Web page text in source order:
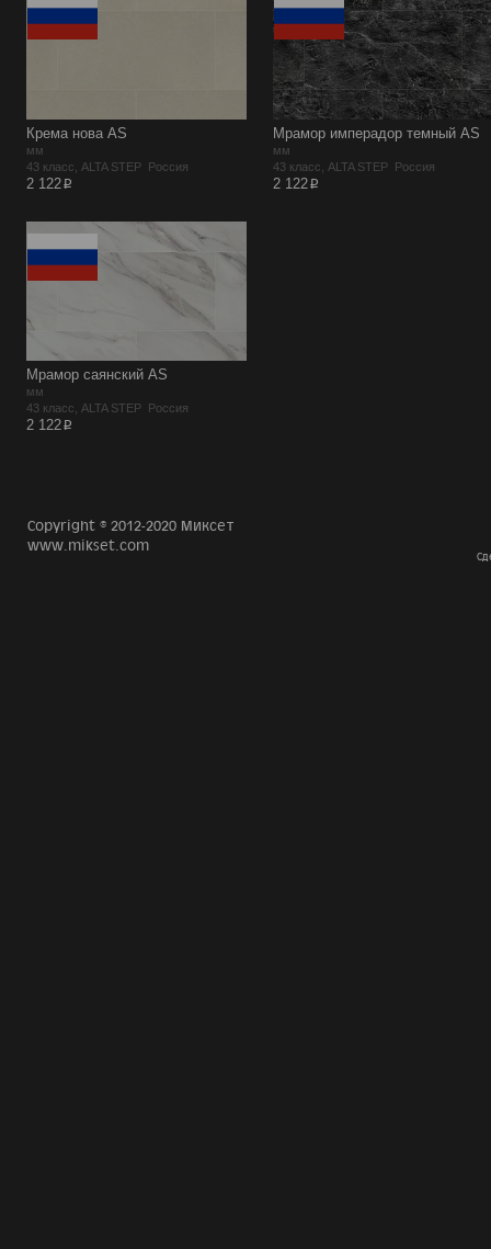
Крема нова AS
мм
43 класс, ALTA STEP Россия
2 122p
Мрамор имперадор темный AS
мм
43 класс, ALTA STEP Россия
2 122p
Мрамор саянский AS
мм
43 класс, ALTA STEP Россия
2 122p
Copyright © 2012-2020 Миксет
www.mikset.com